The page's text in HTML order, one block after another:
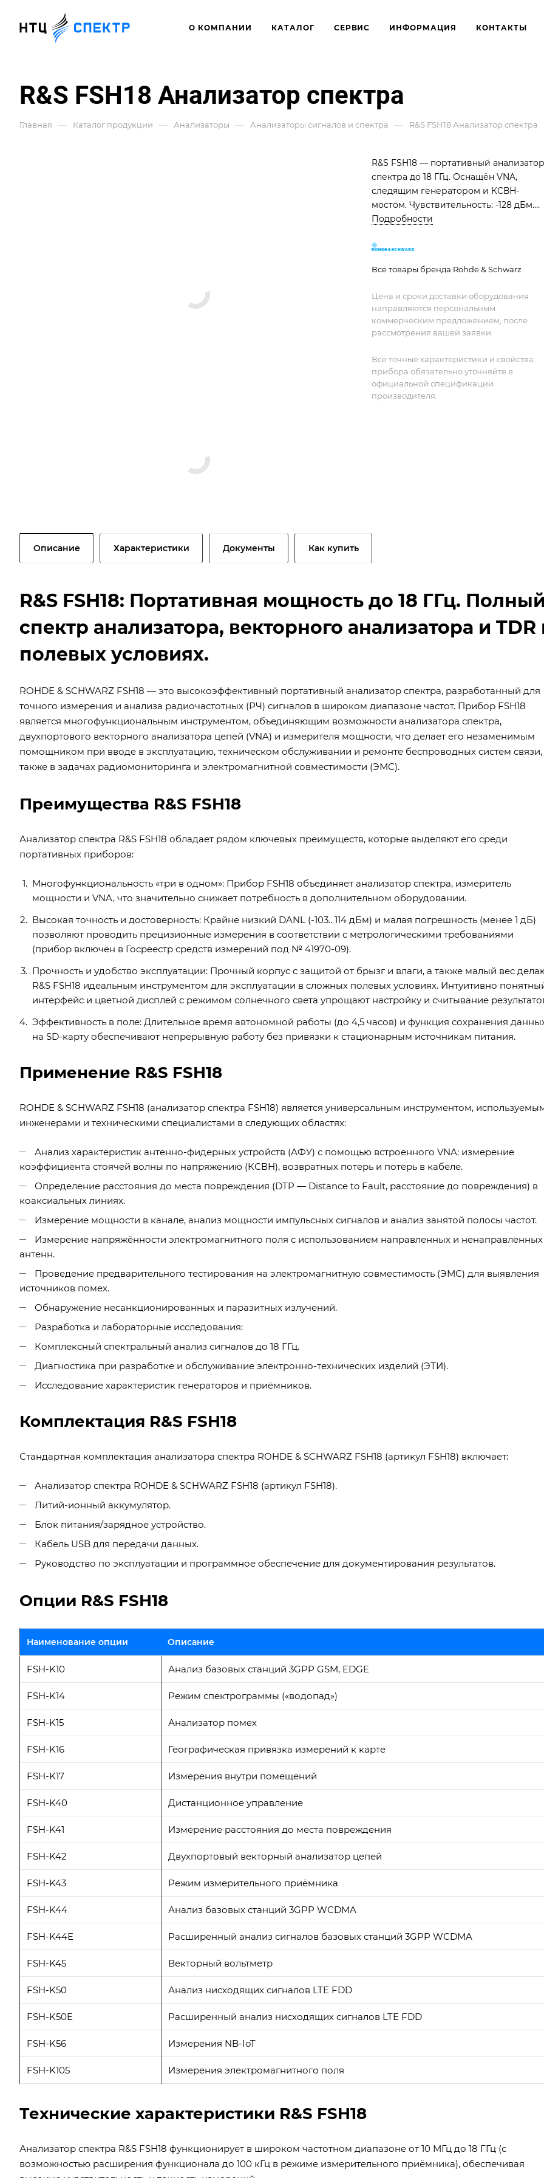
О КОМПАНИИ КАТАЛОГ СЕРВИС ИНФОРМАЦИЯ КОНТАКТЫ
R&S FSH18 Анализатор спектра
Главная — Каталог продукции — Анализаторы — Анализаторы сигналов и спектра — R&S FSH18 Анализатор спектра
R&S FSH18 — портативный анализатор
спектра до 18 ГГц. Оснащён VNA,
следящим генератором и КСВН-
мостом. Чувствительность: -128 дБм.
Идеален для полевой отладки РЧ-
Автономность до 4,5 часов.
Подробности
Все товары бренда Rohde & Schwarz
Цена и сроки доставки оборудования
направляются персональным
коммерческим предложением, после
рассмотрения вашей заявки.
Все точные характеристики и свойства
прибора обязательно уточняйте в
официальной спецификации
производителя.
Описание Характеристики Документы Как купить
R&S FSH18: Портативная мощность до 18 ГГц. Полный
спектр анализатора, векторного анализатора и TDR
полевых условиях.
ROHDE & SCHWARZ FSH18 — это высокоэффективный портативный анализатор спектра, разработанный для
точного измерения и анализа радиочастотных (РЧ) сигналов в широком диапазоне частот. Прибор FSH18
является многофункциональным инструментом, объединяющим возможности анализатора спектра,
двухпортового векторного анализатора цепей (VNA) и измерителя мощности, что делает его незаменимым
помощником при вводе в эксплуатацию, техническом обслуживании и ремонте беспроводных систем связи,
также в задачах радиомониторинга и электромагнитной совместимости (ЭМС).
Преимущества R&S FSH18
Анализатор спектра R&S FSH18 обладает рядом ключевых преимуществ, которые выделяют его среди
портативных приборов:
Многофункциональность «три в одном»: Прибор FSH18 объединяет анализатор спектра, измеритель
мощности и VNA, что значительно снижает потребность в дополнительном оборудовании.
Высокая точность и достоверность: Крайне низкий DANL (-103.. 114 дБм) и малая погрешность (менее 1 дБ)
позволяют проводить прецизионные измерения в соответствии с метрологическими требованиями
(прибор включён в Госреестр средств измерений под № 41970-09).
Прочность и удобство эксплуатации: Прочный корпус с защитой от брызг и влаги, а также малый вес
R&S FSH18 идеальным инструментом для эксплуатации в сложных полевых условиях. Интуитивно
интерфейс и цветной дисплей с режимом солнечного света упрощают настройку и считывание
Эффективность в поле: Длительное время автономной работы (до 4,5 часов) и функция сохранения
на SD-карту обеспечивают непрерывную работу без привязки к стационарным источникам питания.
Применение R&S FSH18
ROHDE & SCHWARZ FSH18 (анализатор спектра FSH18) является универсальным инструментом,
инженерами и техническими специалистами в следующих областях:
Анализ характеристик антенно-фидерных устройств (АФУ) с помощью встроенного VNA: измерение
коэффициента стоячей волны по напряжению (КСВН), возвратных потерь и потерь в кабеле.
Определение расстояния до места повреждения (DTP — Distance to Fault, расстояние до повреждения) в
коаксиальных линиях.
Измерение мощности в канале, анализ мощности импульсных сигналов и анализ занятой полосы частот.
Измерение напряжённости электромагнитного поля с использованием направленных и ненаправленных
антенн.
Проведение предварительного тестирования на электромагнитную совместимость (ЭМС) для выявления
источников помех.
Обнаружение несанкционированных и паразитных излучений.
Разработка и лабораторные исследования:
Комплексный спектральный анализ сигналов до 18 ГГц.
Диагностика при разработке и обслуживание электронно-технических изделий (ЭТИ).
Исследование характеристик генераторов и приёмников.
Комплектация R&S FSH18
Стандартная комплектация анализатора спектра ROHDE & SCHWARZ FSH18 (артикул FSH18) включает:
Анализатор спектра ROHDE & SCHWARZ FSH18 (артикул FSH18).
Литий-ионный аккумулятор.
Блок питания/зарядное устройство.
Кабель USB для передачи данных.
Руководство по эксплуатации и программное обеспечение для документирования результатов.
Опции R&S FSH18
Наименование опции Описание
FSH-K10 Анализ базовых станций 3GPP GSM, EDGE
FSH-K14 Режим спектрограммы («водопад»)
FSH-K15 Анализатор помех
FSH-K16 Географическая привязка измерений к карте
FSH-K17 Измерения внутри помещений
FSH-K40 Дистанционное управление
FSH-K41 Измерение расстояния до места повреждения
FSH-K42 Двухпортовый векторный анализатор цепей
FSH-K43 Режим измерительного приёмника
FSH-K44 Анализ базовых станций 3GPP WCDMA
FSH-K44E Расширенный анализ сигналов базовых станций 3GPP WCDMA
FSH-K45 Векторный вольтметр
FSH-K50 Анализ нисходящих сигналов LTE FDD
FSH-K50E Расширенный анализ нисходящих сигналов LTE FDD
FSH-K56 Измерения NB-IoT
FSH-K105 Измерения электромагнитного поля
Технические характеристики R&S FSH18
Анализатор спектра R&S FSH18 функционирует в широком частотном диапазоне от 10 МГц до 18 ГГц (с
возможностью расширения функционала до 100 кГц в режиме измерительного приёмника), обеспечивая